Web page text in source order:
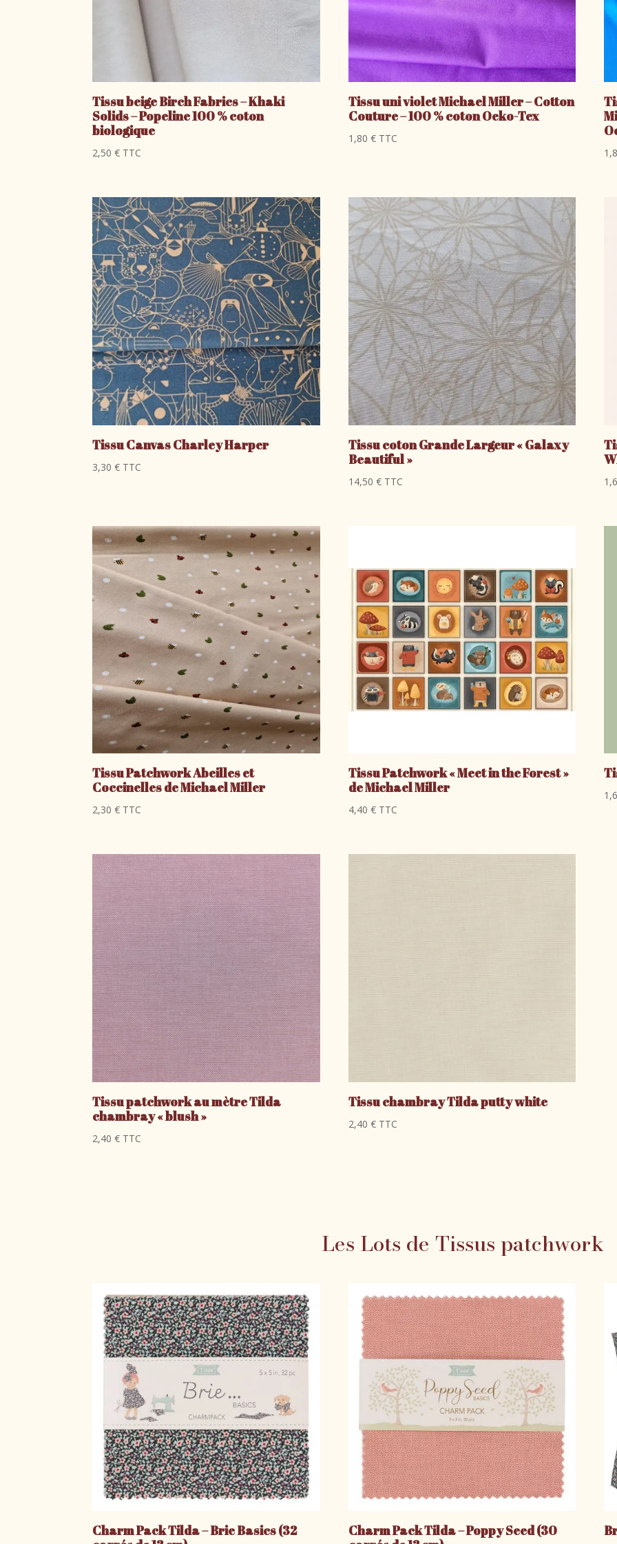
Tissu beige Birch Fabrics – Khaki
Solids – Popeline 100 % coton
biologique
2,50€ TTC
Tissu uni violet Michael Miller – Cotton
Couture – 100 % coton Oeko-Tex
1,80 € TTC
Tissu Canvas Charley Harper
3,30€ TTC
Tissu coton Grande Largeur « Galaxy
Beautiful »
14,50 € TTC
Tissu Patchwork Abeilles et
Coccinelles de Michael Miller
2,30€ TTC
Tissu Patchwork « Meet in the Forest »
de Michael Miller
4,40 € TTC
Tissu patchwork au mètre Tilda
chambray « blush »
2,40€ TTC
Tissu chambray Tilda putty white
2,40 € TTC
Les Lots de Tissus patchwork
Charm Pack Tilda – Brie Basics (32
Charm Pack Tilda – Poppy Seed (30